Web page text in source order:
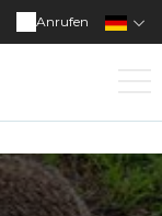
Anrufen